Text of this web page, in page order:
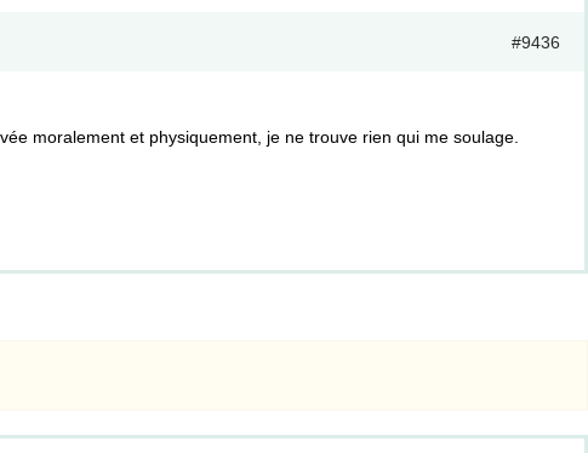
#9436
moralement et physiquement, je ne trouve rien qui me soulage.